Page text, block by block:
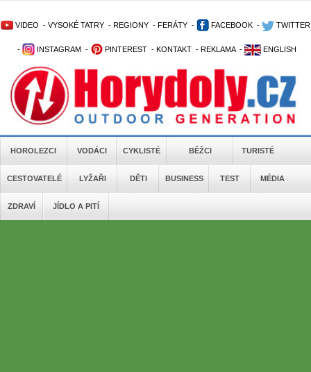
VIDEO - VYSOKÉ TATRY - REGIONY - FERÁTY - FACEBOOK - TWITTER
- INSTAGRAM - PINTEREST - KONTAKT - REKLAMA - ENGLISH
HOROLEZCI VODÁCI CYKLISTÉ BĚŽCI TURISTÉ
CESTOVATELÉ LYŽAŘI DĚTI BUSINESS TEST MÉDIA
ZDRAVÍ JÍDLO A PITÍ